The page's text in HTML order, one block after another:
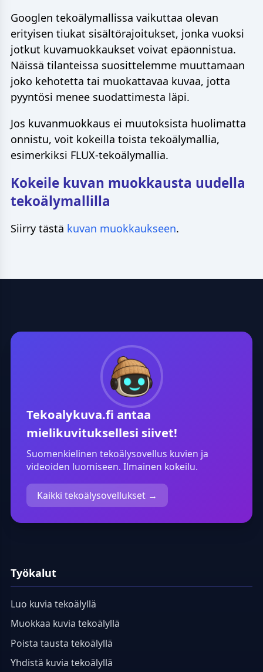
Googlen tekoälymallissa vaikuttaa olevan
erityisen tiukat sisältörajoitukset, jonka vuoksi
jotkut kuvamuokkaukset voivat epäonnistua.
Näissä tilanteissa suosittelemme muuttamaan
joko kehotetta tai muokattavaa kuvaa, jotta
pyyntösi menee suodattimesta läpi.
Jos kuvanmuokkaus ei muutoksista huolimatta
onnistu, voit kokeilla toista tekoälymallia,
esimerkiksi FLUX-tekoälymallia.
Kokeile kuvan muokkausta uudella
tekoälymallilla
Siirry tästä kuvan muokkaukseen.
Tekoalykuva.fi antaa
mielikuvituksellesi siivet!
Suomenkielinen tekoälysovellus kuvien ja
videoiden luomiseen. Ilmainen kokeilu.
Kaikki tekoälysovellukset →
Työkalut
Luo kuvia tekoälyllä
Muokkaa kuvia tekoälyllä
Poista tausta tekoälyllä
Yhdistä kuvia tekoälyllä